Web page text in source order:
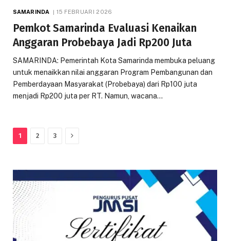
SAMARINDA 15 FEBRUARI 2026
Pemkot Samarinda Evaluasi Kenaikan
Anggaran Probebaya Jadi Rp200 Juta
SAMARINDA: Pemerintah Kota Samarinda membuka peluang
untuk menaikkan nilai anggaran Program Pembangunan dan
Pemberdayaan Masyarakat (Probebaya) dari Rp100 juta
menjadi Rp200 juta per RT. Namun, wacana…
1 2 3 Next